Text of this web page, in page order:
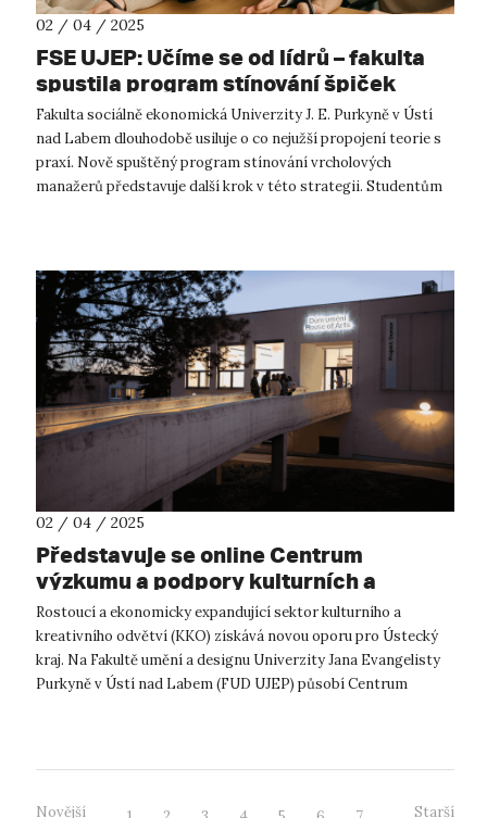
02 / 04 / 2025
FSE UJEP: Učíme se od lídrů – fakulta
spustila program stínování špiček
praxe
Fakulta sociálně ekonomická Univerzity J. E. Purkyně v Ústí
nad Labem dlouhodobě usiluje o co nejužší propojení teorie s
praxí. Nově spuštěný program stínování vrcholových
manažerů představuje další krok v této strategii. Studentům
02 / 04 / 2025
Představuje se online Centrum
výzkumu a podpory kulturních a
kreativních odvětví FUD UJEP
Rostoucí a ekonomicky expandující sektor kulturního a
kreativního odvětví (KKO) získává novou oporu pro Ústecký
kraj. Na Fakultě umění a designu Univerzity Jana Evangelisty
Purkyně v Ústí nad Labem (FUD UJEP) působí Centrum
Novější Starší